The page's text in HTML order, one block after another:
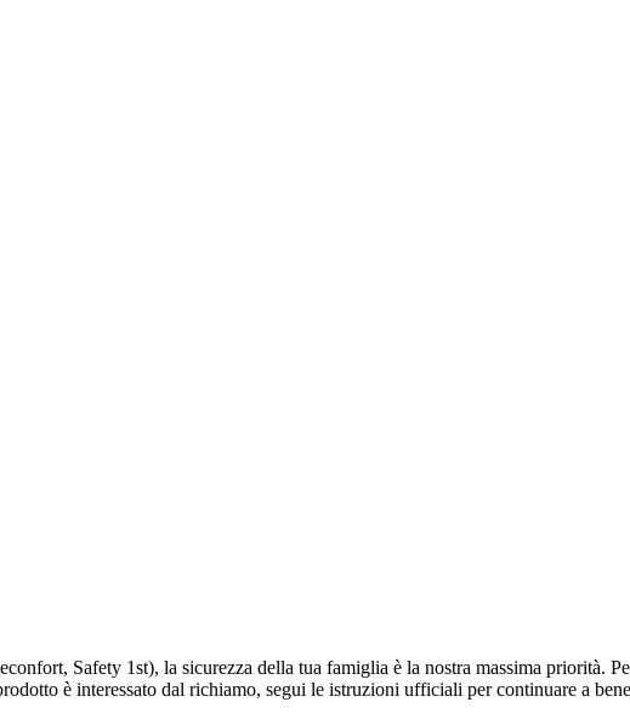
Safety 1st), la sicurezza della tua famiglia è la nostra massima priorità.
è interessato dal richiamo, segui le istruzioni ufficiali per continuare a